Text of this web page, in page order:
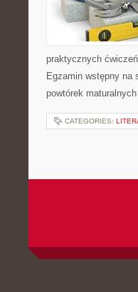
praktycznych
Egzamin wstępny na
powtórek
CATEGORIES: